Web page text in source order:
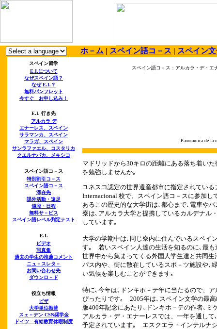
ホ－ム | スペイン語コ－ス | スペイン
スペイン留学
E.I.について
なぜスペイン語？
なぜE.I. ？
無料パンフレット
今すぐ お申し込み！
E.I. 行き先
アルカラ デ
エナーレス、スペイン
サラマンカ、スペイン
マラガ、スペイン
サンラファエル、コスタリカ
クエルナバカ、メキシコ
スペイン語コ－ス
特別割引コ－ス
スペイン語コ－ス
滞在先
課外活動・遠足
値段・日程
無料サ－ビス
スペイン語レベル判定テスト
E.I.
ビデオ
写真集
過去の学生の推薦コメント
ニュ－スレタ－
お問い合わせ先
ダウンロ－ド
役立ち情報
ビザ
大学単位振替
スェ－デン CSN奨学金
ドイツ 有給教育休暇制度
スペイン語コ－ス：アルカラ・デ・エ
Panoramica de la
マドリッドから30キロの距離にある落ち着い
を勉強しませんか｡
ユネスコ認定の世界遺産都市に指定されてい
Internacional 校で、スペイン語コ－スに参加
あるこの歴史的な大学街は､都心まで､電車や
寮は､アルカラ大学と提携しているカルデナル
しています｡
大学の学期中は､同じ寮内に住んでいるスペイ
す｡ 若いスペイン人達の生活を知るのに､最
世界中から集まってくる外国人学生達と共同
パス内や、街に散在しているスポ－ツ施設や､
い気候を楽しむことができます｡
特に､今年は､ドンキホ－テ年に当たるので、
ぴったりです｡ 2005年は､スペイン文学の最
版400年記念にあたり､ドンキホ－テの作者､
アルカラ・デ・エナーレスでは、一年を通し
予定されています｡ エスクエラ・インテルナ